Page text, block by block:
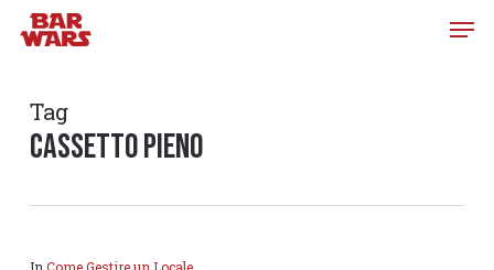
Skip
content
Tag
cassetto pieno